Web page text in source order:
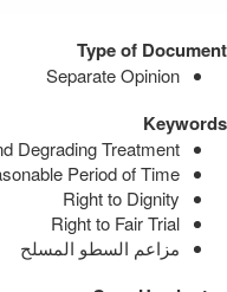
Type of Document
Separate Opinion
Keywords
Degrading Treatment
Period of Time
Right to Dignity
Right to Fair Trial
مزاعم السطو المسلح